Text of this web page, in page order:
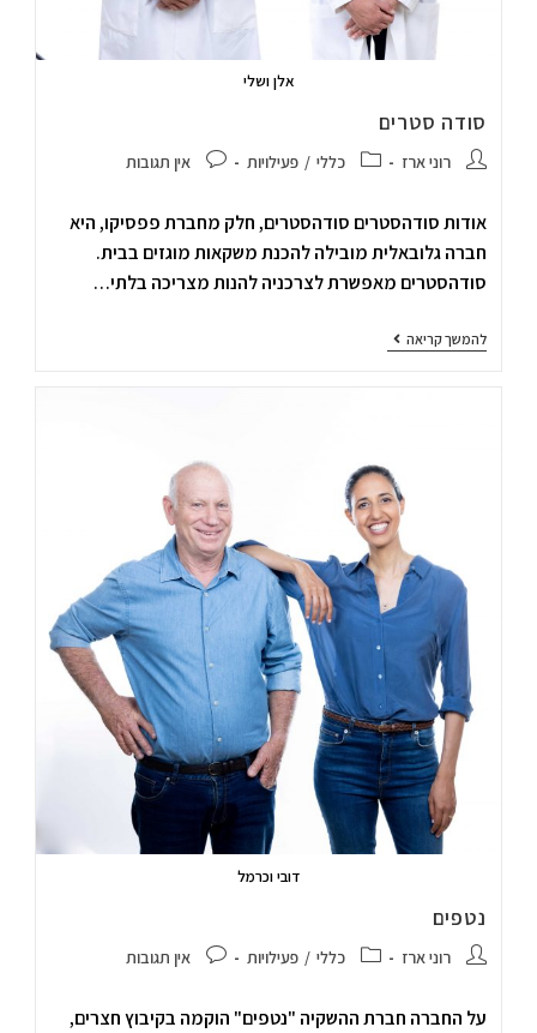
אלן ושלי
סודה סטרים
רוני ארז כללי / פעילויות אין תגובות
אודות סודהסטרים סודהסטרים, חלק מחברת פפסיקו, היא
חברה גלובאלית מובילה להכנת משקאות מוגזים בבית.
סודהסטרים מאפשרת לצרכניה להנות מצריכה בלתי…
להמשך קריאה
דובי וכרמל
נטפים
רוני ארז כללי / פעילויות אין תגובות
על החברה חברת ההשקיה "נטפים" הוקמה בקיבוץ חצרים,